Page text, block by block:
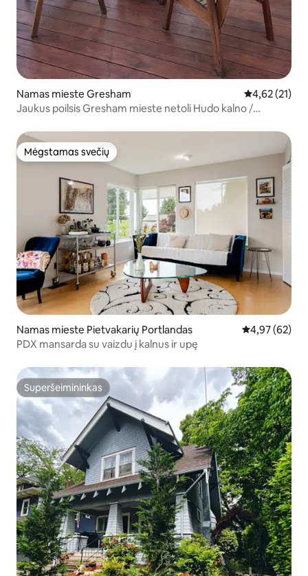
Namas mieste Gresham Vidutinis
4,62 (21)
Jaukus poilsis Gresham mieste netoli Hudo kalno /
Mėgstamas svečių
Mėgstamas svečių
Namas mieste Pietvakarių Portlandas Vidutinis
4,97 (62)
PDX mansarda su vaizdu į kalnus ir upę
Superšeimininkas
Superšeimininkas